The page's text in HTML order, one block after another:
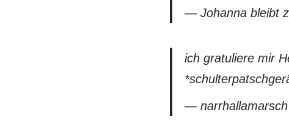
— Johanna bleibt
ich gratuliere mir
—